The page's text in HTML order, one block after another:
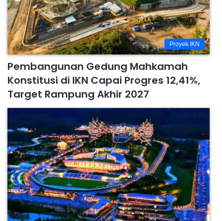
Proyek IKN
Pembangunan Gedung Mahkamah
Konstitusi di IKN Capai Progres 12,41%,
Target Rampung Akhir 2027